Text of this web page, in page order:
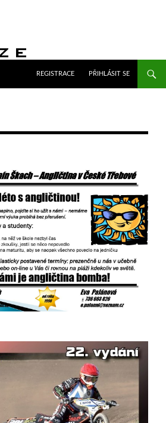
REGISTRACE
PŘIHLÁSIT SE